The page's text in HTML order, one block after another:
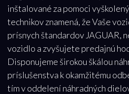
inštalované za pomoci
technikov znamená, že Vaše
prísnych štandardov JAGUAR,
vozidlo a zvyšujete predajnú
Disponujeme širokou škálou
príslušenstva k okamžitému
tím v oddelení náhradných